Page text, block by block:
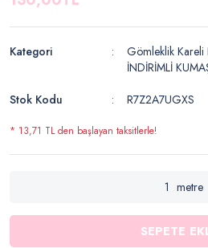
Kategori Gömleklik Kareli
İNDİRİMLİ
Stok Kodu
R7Z2A7UGXS
* 13,71 TL den başlayan taksitlerle!
metre
SEPETE